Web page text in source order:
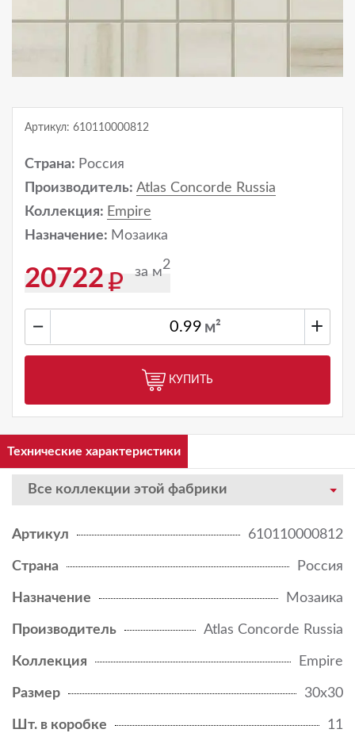
Артикул: 610110000812
Страна: Россия
Производитель: Atlas Concorde Russia
Коллекция: Empire
Назначение: Мозаика
20722 за м2
− м² +
КУПИТЬ
Технические характеристики
Все коллекции этой фабрики
Артикул 610110000812
Страна Россия
Назначение Мозаика
Производитель Atlas Concorde Russia
Коллекция Empire
Размер 30x30
Шт. в коробке 11